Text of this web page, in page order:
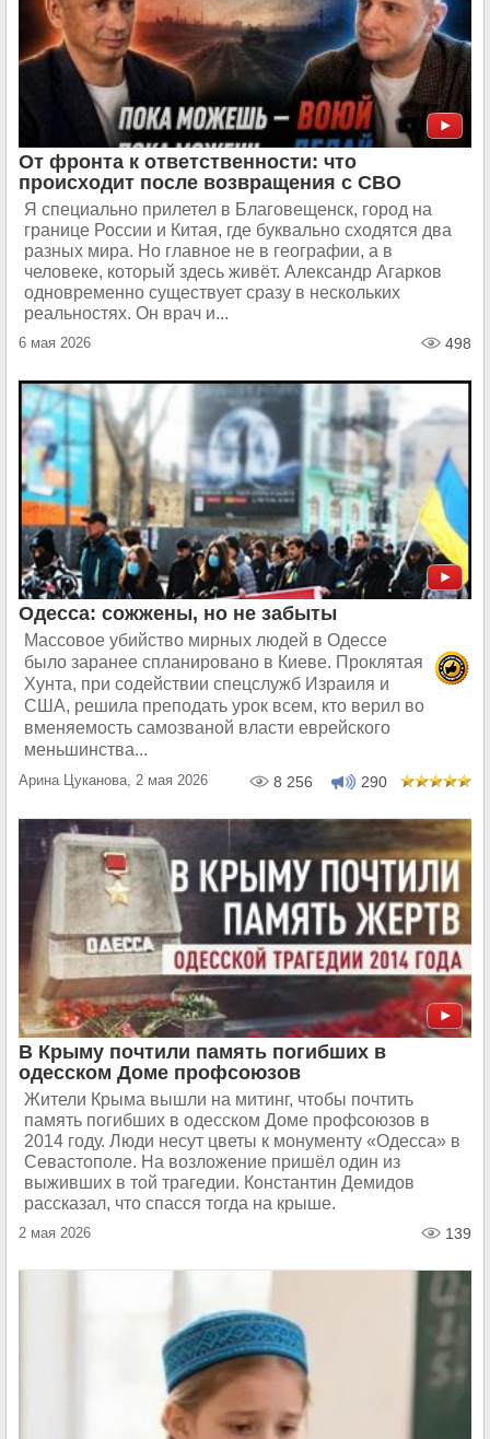
От фронта к ответственности: что
происходит после возвращения с СВО
Я специально прилетел в Благовещенск, город на
границе России и Китая, где буквально сходятся два
разных мира. Но главное не в географии, а в
человеке, который здесь живёт. Александр Агарков
одновременно существует сразу в нескольких
реальностях. Он врач и...
6 мая 2026 498
Одесса: сожжены, но не забыты
Массовое убийство мирных людей в Одессе
было заранее спланировано в Киеве. Проклятая
Хунта, при содействии спецслужб Израиля и
США, решила преподать урок всем, кто верил во
вменяемость самозваной власти еврейского
меньшинства...
Арина Цуканова, 2 мая 2026 8 256 290
В Крыму почтили память погибших в
одесском Доме профсоюзов
Жители Крыма вышли на митинг, чтобы почтить
память погибших в одесском Доме профсоюзов в
2014 году. Люди несут цветы к монументу «Одесса» в
Cевастополе. На возложение пришёл один из
выживших в той трагедии. Константин Демидов
рассказал, что спасся тогда на крыше.
2 мая 2026 139